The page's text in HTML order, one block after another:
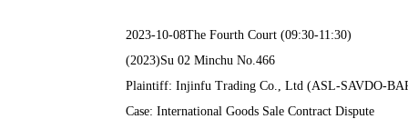
2023-10-08The Fourth Court (09:30-11:30)
(2023)Su 02 Minchu No.466
Plaintiff: Injinfu Trading Co., Ltd (ASL-SAVDO-
Case: International Goods Sale Contract Dispute